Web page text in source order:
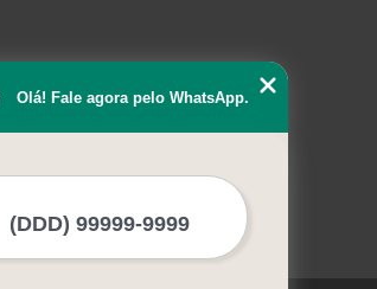
Olá! Fale agora pelo WhatsApp.